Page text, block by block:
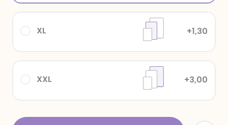
XXL +3,00
XL +1,30